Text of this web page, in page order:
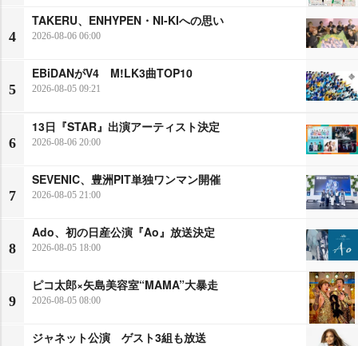
4
TAKERU、ENHYPEN・NI-KIへの思い
2026-08-06 06:00
5
EBiDANがV4 M!LK3曲TOP10
2026-08-05 09:21
6
13日『STAR』出演アーティスト決定
2026-08-06 20:00
7
SEVENIC、豊洲PIT単独ワンマン開催
2026-08-05 21:00
8
Ado、初の日産公演『Ao』放送決定
2026-08-05 18:00
9
ピコ太郎×矢島美容室“MAMA”大暴走
2026-08-05 08:00
ジャネット公演 ゲスト3組も放送